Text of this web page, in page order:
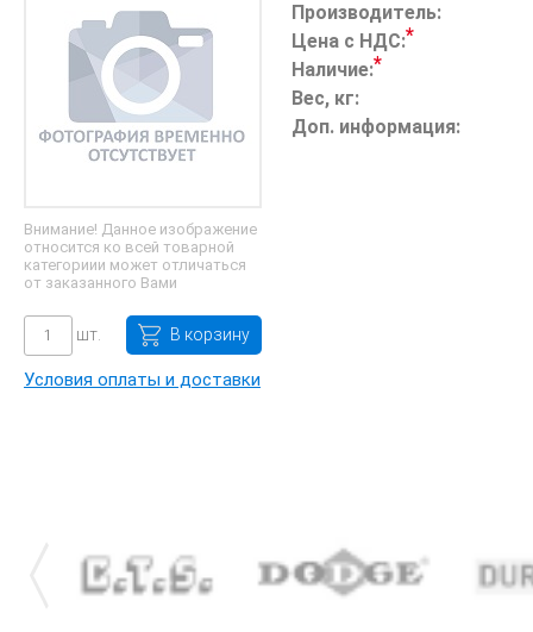
Внимание! Данное изображение
относится ко всей товарной
категориии может отличаться
от заказанного Вами
шт. В корзину
Условия оплаты и доставки
Производитель:
Цена с НДС:*
Наличие:*
Вес, кг:
Доп. информация: